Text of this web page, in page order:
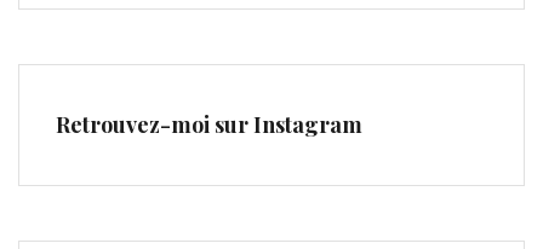
Retrouvez-moi sur Instagram